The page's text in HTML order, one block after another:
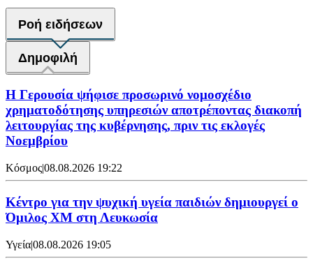
Ροή ειδήσεων
Δημοφιλή
Η Γερουσία ψήφισε προσωρινό νομοσχέδιο
χρηματοδότησης υπηρεσιών αποτρέποντας διακοπή
λειτουργίας της κυβέρνησης, πριν τις εκλογές
Νοεμβρίου
Κόσμος|08.08.2026 19:22
Κέντρο για την ψυχική υγεία παιδιών δημιουργεί ο
Όμιλος XM στη Λευκωσία
Υγεία|08.08.2026 19:05